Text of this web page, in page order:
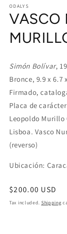
ODALYS
VASCO
Simón Bolívar,
Bronce, 9.9 x 6.7
Firmado,
Placa de
Leopoldo Murillo
Lisboa. Vasco
(reverso)
Ubicación:
Regular
price
$200.00 USD
Tax included. Shipping